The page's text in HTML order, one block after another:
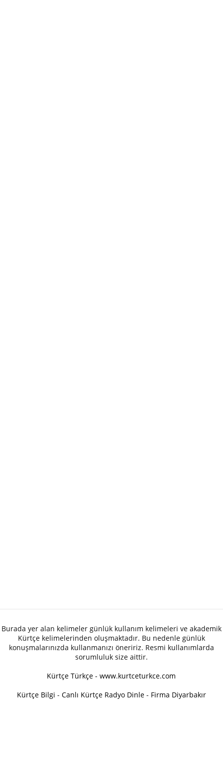
Burada yer alan kelimeler günlük kullanım kelimeleri ve akademik
Kürtçe kelimelerinden oluşmaktadır. Bu nedenle günlük
konuşmalarınızda kullanmanızı öneririz. Resmi kullanımlarda
sorumluluk size aittir.
Kürtçe Türkçe - www.kurtceturkce.com
Kürtçe Bilgi - Canlı Kürtçe Radyo Dinle - Firma Diyarbakır